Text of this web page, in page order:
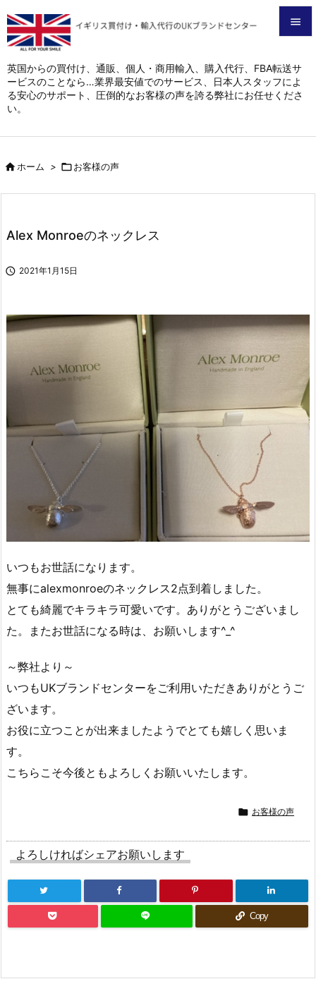
英国からの買付け、通販、個人・商用輸入、購入代行、FBA転送サ
ービスのことなら…業界最安値でのサービス、日本人スタッフによ
る安心のサポート、圧倒的なお客様の声を誇る弊社にお任せくださ
い。

メニュ

サイド
前へ

ホーム > お客様の声
Alex Monroeのネックレス
 2021年1月15日
いつもお世話になります。
無事にalexmonroeのネックレス2点到着しました。
とても綺麗でキラキラ可愛いです。ありがとうございまし
た。またお世話になる時は、お願いします^_^
～弊社より～
いつもUKブランドセンターをご利用いただきありがとうご
ざいます。
お役に立つことが出来ましたようでとても嬉しく思いま
す。
こちらこそ今後ともよろしくお願いいたします。
 お客様の声
よろしければシェアお願いします
Copy